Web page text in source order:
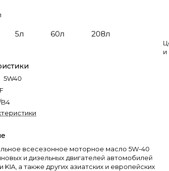
5л 60л 208л
5W40
B4
всесезонное моторное масло 5W-40
и дизельных двигателей автомобилей
KIA, а также других азиатских и европейских
и